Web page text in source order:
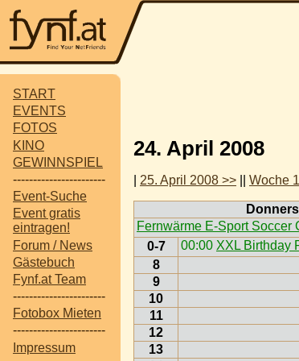
START
EVENTS
FOTOS
KINO
GEWINNSPIEL
-----------------------
Event-Suche
Event gratis
eintragen!
Forum / News
Gästebuch
Fynf.at Team
-----------------------
Fotobox Mieten
-----------------------
Impressum
24. April 2008
25. April 2008 >> Woche
Fernwärme E-Sport Soccer
0-7
00:00 XXL Birthday
8
9
10
11
12
13